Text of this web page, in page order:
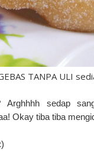
TANPA ULI
Arghhhh sedap
Okay tiba tiba